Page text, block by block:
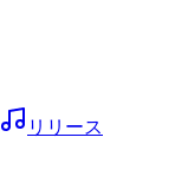
リリース